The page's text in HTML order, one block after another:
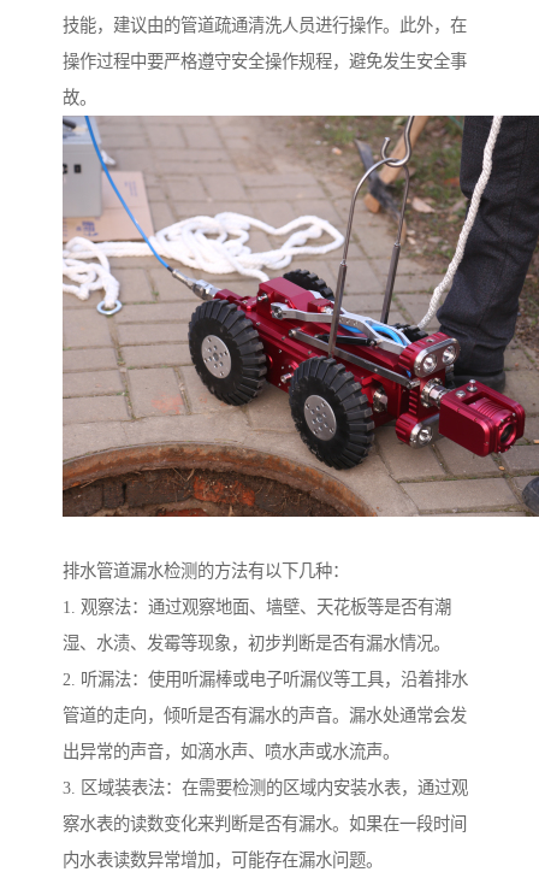
技能，建议由的管道疏通清洗人员进行操作。此外，在
操作过程中要严格遵守安全操作规程，避免发生安全事
故。
排水管道漏水检测的方法有以下几种：
1. 观察法：通过观察地面、墙壁、天花板等是否有潮
湿、水渍、发霉等现象，初步判断是否有漏水情况。
2. 听漏法：使用听漏棒或电子听漏仪等工具，沿着排水
管道的走向，倾听是否有漏水的声音。漏水处通常会发
出异常的声音，如滴水声、喷水声或水流声。
3. 区域装表法：在需要检测的区域内安装水表，通过观
察水表的读数变化来判断是否有漏水。如果在一段时间
内水表读数异常增加，可能存在漏水问题。